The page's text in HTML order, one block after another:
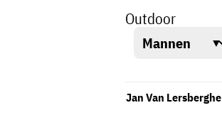
Outdoor
Jan Van Lersberghe